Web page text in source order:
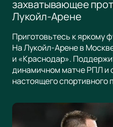
захватывающее
Лукойл-Арене
Приготовьтесь к яркому
На Лукойл-Арене в
и «Краснодар».
динамичном матче РПЛ и
настоящего спортивного